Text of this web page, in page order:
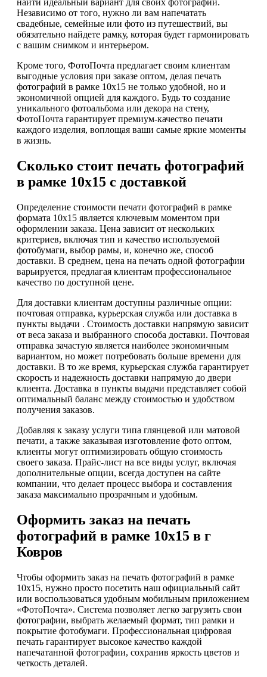
найти идеальный вариант для своих фотографий.
Независимо от того, нужно ли вам напечатать
свадебные, семейные или фото из путешествий, вы
обязательно найдете рамку, которая будет гармонировать
с вашим снимком и интерьером.
Кроме того, ФотоПочта предлагает своим клиентам
выгодные условия при заказе оптом, делая печать
фотографий в рамке 10х15 не только удобной, но и
экономичной опцией для каждого. Будь то создание
уникального фотоальбома или декора на стену,
ФотоПочта гарантирует премиум-качество печати
каждого изделия, воплощая ваши самые яркие моменты
в жизнь.
Сколько стоит печать фотографий
в рамке 10х15 с доставкой
Определение стоимости печати фотографий в рамке
формата 10х15 является ключевым моментом при
оформлении заказа. Цена зависит от нескольких
критериев, включая тип и качество используемой
фотобумаги, выбор рамы, и, конечно же, способ
доставки. В среднем, цена на печать одной фотографии
варьируется, предлагая клиентам профессиональное
качество по доступной цене.
Для доставки клиентам доступны различные опции:
почтовая отправка, курьерская служба или доставка в
пункты выдачи . Стоимость доставки напрямую зависит
от веса заказа и выбранного способа доставки. Почтовая
отправка зачастую является наиболее экономичным
вариантом, но может потребовать больше времени для
доставки. В то же время, курьерская служба гарантирует
скорость и надежность доставки напрямую до двери
клиента. Доставка в пункты выдачи представляет собой
оптимальный баланс между стоимостью и удобством
получения заказов.
Добавляя к заказу услуги типа глянцевой или матовой
печати, а также заказывая изготовление фото оптом,
клиенты могут оптимизировать общую стоимость
своего заказа. Прайс-лист на все виды услуг, включая
дополнительные опции, всегда доступен на сайте
компании, что делает процесс выбора и составления
заказа максимально прозрачным и удобным.
Оформить заказ на печать
фотографий в рамке 10х15 в г
Ковров
Чтобы оформить заказ на печать фотографий в рамке
10х15, нужно просто посетить наш официальный сайт
или воспользоваться удобным мобильным приложением
«ФотоПочта». Система позволяет легко загрузить свои
фотографии, выбрать желаемый формат, тип рамки и
покрытие фотобумаги. Профессиональная цифровая
печать гарантирует высокое качество каждой
напечатанной фотографии, сохранив яркость цветов и
четкость деталей.